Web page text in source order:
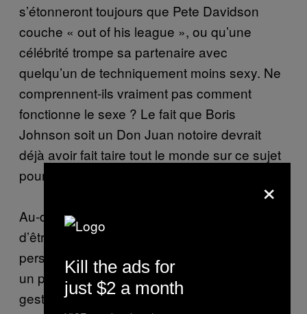
s’étonneront toujours que Pete Davidson
couche « out of his league », ou qu’une
célébrité trompe sa partenaire avec
quelqu’un de techniquement moins sexy. Ne
comprennent-ils vraiment pas comment
fonctionne le sexe ? Le fait que Boris
Johnson soit un Don Juan notoire devrait
déjà avoir fait taire tout le monde sur ce sujet
pour l’éternité).
Au-delà de ces considérations sur la raison
d’être d’une scène de sexe (développer le
personnage, faire avancer l’histoire, procurer
un plaisir radical), reste la question de la
gestion de la sexualité lorsqu’on devient
×
Kill the ads for
just $2 a month